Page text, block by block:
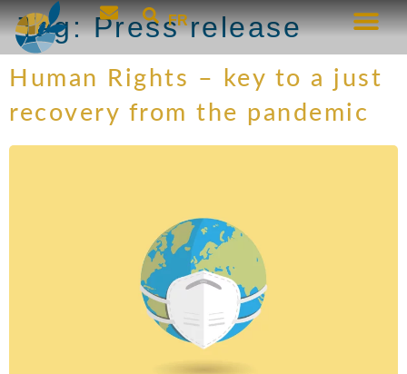
FR
Tag:Press release
Human Rights – key to a just
recovery from the pandemic